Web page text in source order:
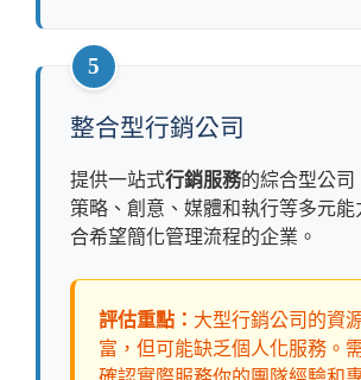
5
整合型行銷公司
提供一站式行銷服務的綜合型公司
策略、創意、媒體和執行等多元能
合希望簡化管理流程的企業。
評估重點： 大型行銷公司的資
富，但可能缺乏個人化服務。